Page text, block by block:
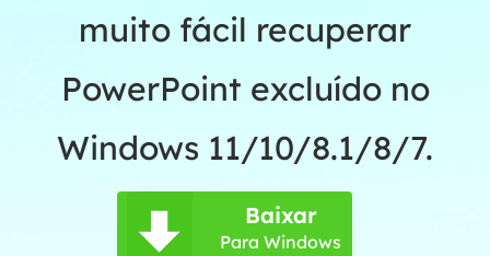
muito fácil recuperar
PowerPoint excluído no
Windows 11/10/8.1/8/7.
 Baixar
Para Windows